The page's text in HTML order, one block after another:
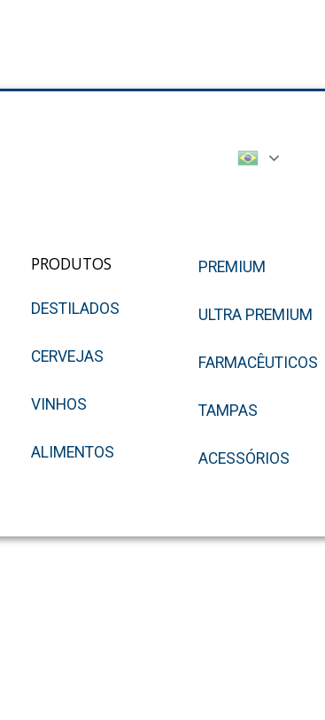
PRODUTOS
DESTILADOS
CERVEJAS
VINHOS
ALIMENTOS
PREMIUM
ULTRA PREMIUM
FARMACÊUTICOS
TAMPAS
ACESSÓRIOS